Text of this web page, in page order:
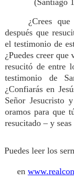
(Santiago
¿Crees
después que
el testimonio de
¿Puedes creer que
resucitó de entre
testimonio de
¿Confiarás en
Señor Jesucristo
oramos para que
resucitado – y seas
Puedes leer los
en